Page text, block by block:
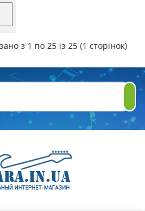
з 1 по 25 із 25 (1 сторінок)